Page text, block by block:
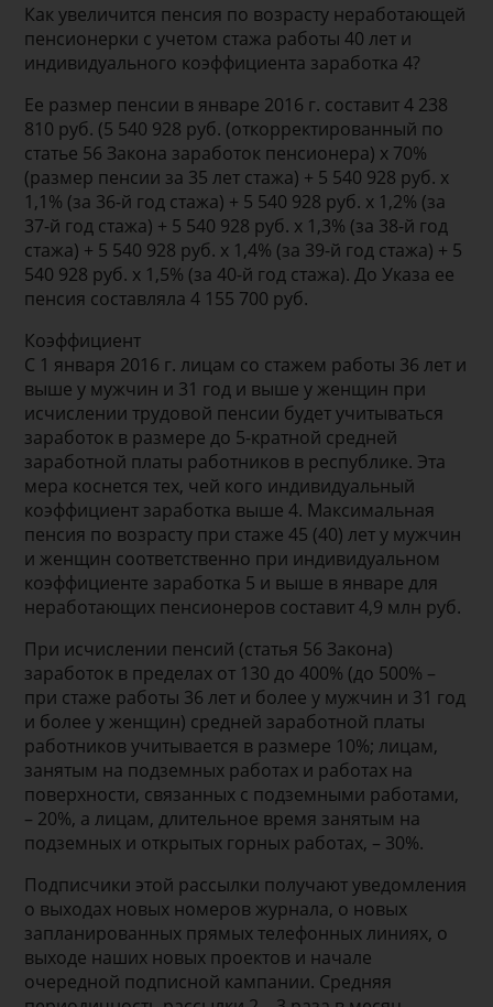
Как увеличится пенсия по возрасту неработающей
пенсионерки с учетом стажа работы 40 лет и
индивидуального коэффициента заработка 4?
Ее размер пенсии в январе 2016 г. составит 4 238
810 руб. (5 540 928 руб. (откорректированный по
статье 56 Закона заработок пенсионера) х 70%
(размер пенсии за 35 лет стажа) + 5 540 928 руб. х
1,1% (за 36-й год стажа) + 5 540 928 руб. х 1,2% (за
37-й год стажа) + 5 540 928 руб. х 1,3% (за 38-й год
стажа) + 5 540 928 руб. х 1,4% (за 39-й год стажа) + 5
540 928 руб. х 1,5% (за 40-й год стажа). До Указа ее
пенсия составляла 4 155 700 руб.
Коэффициент
С 1 января 2016 г. лицам со стажем работы 36 лет и
выше у мужчин и 31 год и выше у женщин при
исчислении трудовой пенсии будет учитываться
заработок в размере до 5-кратной средней
заработной платы работников в республике. Эта
мера коснется тех, чей кого индивидуальный
коэффициент заработка выше 4. Максимальная
пенсия по возрасту при стаже 45 (40) лет у мужчин
и женщин соответственно при индивидуальном
коэффициенте заработка 5 и выше в январе для
неработающих пенсионеров составит 4,9 млн руб.
При исчислении пенсий (статья 56 Закона)
заработок в пределах от 130 до 400% (до 500% –
при стаже работы 36 лет и более у мужчин и 31 год
и более у женщин) средней заработной платы
работников учитывается в размере 10%; лицам,
занятым на подземных работах и работах на
поверхности, связанных с подземными работами,
– 20%, а лицам, длительное время занятым на
подземных и открытых горных работах, – 30%.
Подписчики этой рассылки получают уведомления
о выходах новых номеров журнала, о новых
запланированных прямых телефонных линиях, о
выходе наших новых проектов и начале
очередной подписной кампании. Средняя